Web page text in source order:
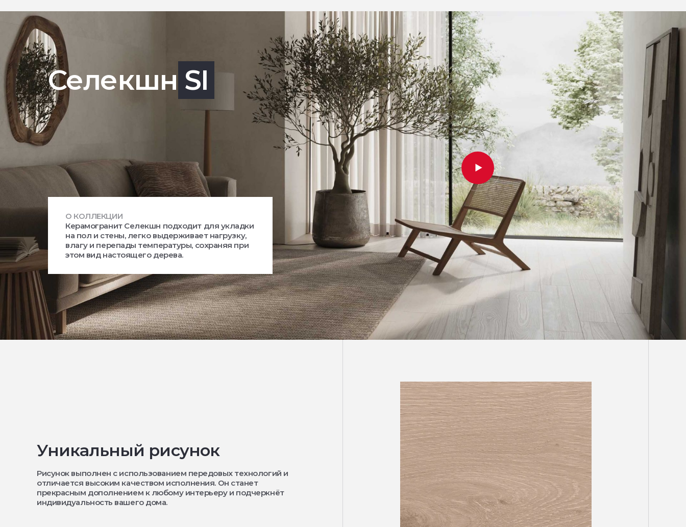
Селекшн SI
О КОЛЛЕКЦИИ
Керамогранит Селекшн подходит для укладки
на пол и стены, легко выдерживает нагрузку,
влагу и перепады температуры, сохраняя при
этом вид настоящего дерева.
Уникальный рисунок
Рисунок выполнен с использованием передовых технологий и
отличается высоким качеством исполнения. Он станет
прекрасным дополнением к любому интерьеру и подчеркнёт
индивидуальность вашего дома.